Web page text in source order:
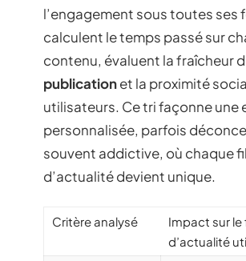
l’engagement sous toutes ses
calculent le temps passé sur
contenu, évaluent la fraîcheur
publicationet la proximité
utilisateurs. Ce tri façonne une
personnalisée, parfois
souvent addictive, où chaque fil
d’actualité devient unique.
Critère analysé
Impact sur le
d’actualité